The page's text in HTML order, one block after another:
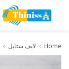
Home لايف ستايل